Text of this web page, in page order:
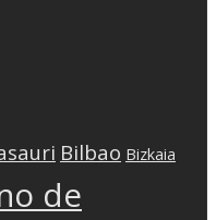
Bilbao Bizkaia
de